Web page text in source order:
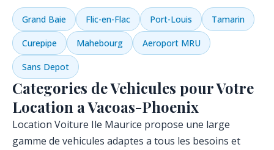
Grand Baie Flic-en-Flac Port-Louis Tamarin
Curepipe Mahebourg Aeroport MRU
Sans Depot
Categories de Vehicules pour Votre
Location a Vacoas-Phoenix
Location Voiture Ile Maurice propose une large
gamme de vehicules adaptes a tous les besoins et